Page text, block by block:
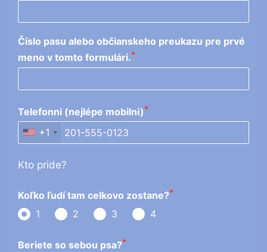
Číslo pasu alebo občianskeho preukazu pre prvé
meno v tomto formulári.*
Telefonni (nejlépe mobilni)*
+1
Kto pride?
Koľko ľudí tam celkovo zostane?*
1 2 3 4
Beriete so sebou psa?*